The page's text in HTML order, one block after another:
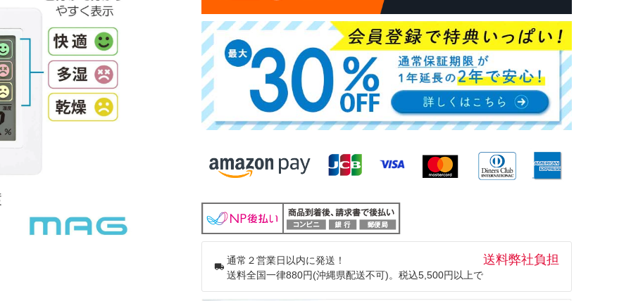
通常２営業日以内に発送！
送料全国一律880円(沖縄県配送不可)。税込5,500円以上で
送料弊社負担